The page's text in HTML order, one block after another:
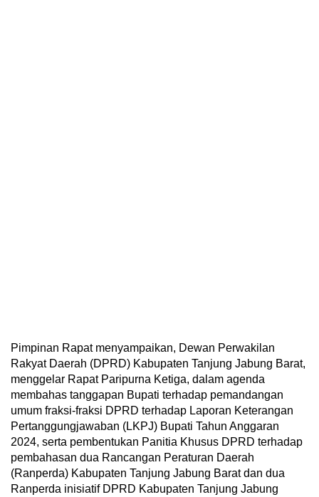
Pimpinan Rapat menyampaikan, Dewan Perwakilan
Rakyat Daerah (DPRD) Kabupaten Tanjung Jabung Barat,
menggelar Rapat Paripurna Ketiga, dalam agenda
membahas tanggapan Bupati terhadap pemandangan
umum fraksi-fraksi DPRD terhadap Laporan Keterangan
Pertanggungjawaban (LKPJ) Bupati Tahun Anggaran
2024, serta pembentukan Panitia Khusus DPRD terhadap
pembahasan dua Rancangan Peraturan Daerah
(Ranperda) Kabupaten Tanjung Jabung Barat dan dua
Ranperda inisiatif DPRD Kabupaten Tanjung Jabung